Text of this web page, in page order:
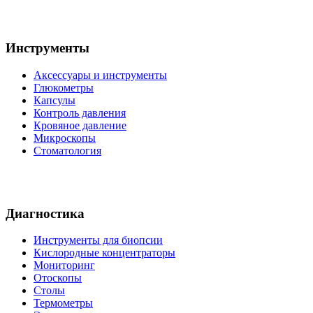
Инструменты
Аксессуары и инструменты
Глюкометры
Капсулы
Контроль давления
Кровяное давление
Микроскопы
Стоматология
Диагностика
Инструменты для биопсии
Кислородные концентраторы
Мониторинг
Отоскопы
Столы
Термометры